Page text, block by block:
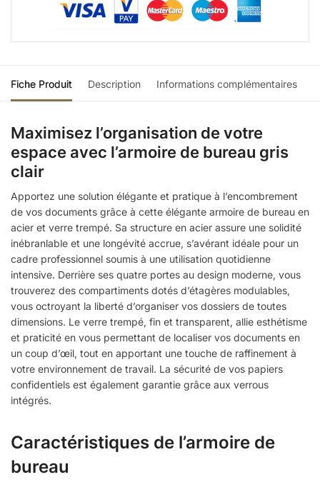
Fiche Produit Description Informations complémentaires
Maximisez l’organisation de votre
espace avec l’armoire de bureau gris
clair
Apportez une solution élégante et pratique à l’encombrement
de vos documents grâce à cette élégante armoire de bureau en
acier et verre trempé. Sa structure en acier assure une solidité
inébranlable et une longévité accrue, s’avérant idéale pour un
cadre professionnel soumis à une utilisation quotidienne
intensive. Derrière ses quatre portes au design moderne, vous
trouverez des compartiments dotés d’étagères modulables,
vous octroyant la liberté d’organiser vos dossiers de toutes
dimensions. Le verre trempé, fin et transparent, allie esthétisme
et praticité en vous permettant de localiser vos documents en
un coup d’œil, tout en apportant une touche de raffinement à
votre environnement de travail. La sécurité de vos papiers
confidentiels est également garantie grâce aux verrous
intégrés.
Caractéristiques de l’armoire de
bureau